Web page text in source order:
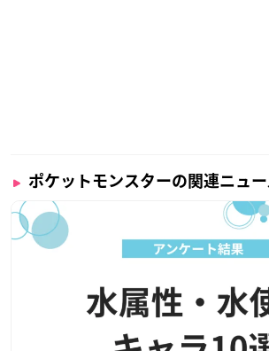
ポケットモンスターの関連ニュ